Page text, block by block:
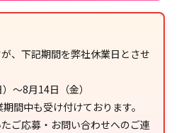
、下記期間を弊社休業日とさせ
～8月14日（金）
間中も受け付けております。
ご応募・お問い合わせへのご連